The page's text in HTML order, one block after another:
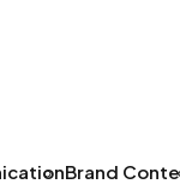
Brand